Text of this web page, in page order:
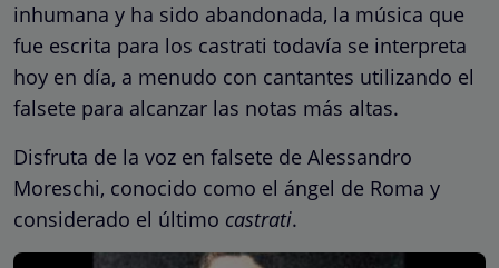
inhumana y ha sido abandonada, la música que
fue escrita para los castrati todavía se interpreta
hoy en día, a menudo con cantantes utilizando el
falsete para alcanzar las notas más altas.
Disfruta de la voz en falsete de Alessandro
Moreschi, conocido como el ángel de Roma y
considerado el último castrati.